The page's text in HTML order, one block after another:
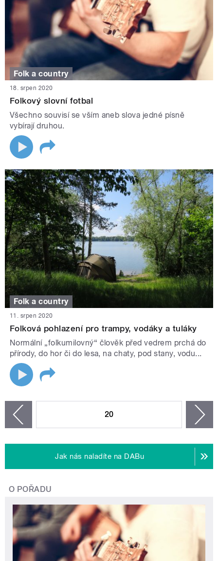
Folk a country
18. srpen 2020
Folkový slovní fotbal
Všechno souvisí se vším aneb slova jedné písně
vybírají druhou.
Folk a country
11. srpen 2020
Folková pohlazení pro trampy, vodáky a tuláky
Normální „folkumilovný“ člověk před vedrem prchá do
přírody, do hor či do lesa, na chaty, pod stany, vodu...
20
Jak nás naladíte na DABu
O POŘADU